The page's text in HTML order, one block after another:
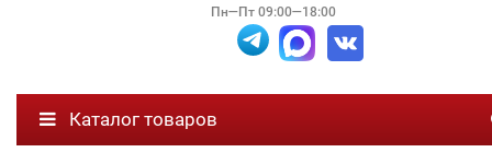
Пн—Пт 09:00—18:00
Каталог товаров